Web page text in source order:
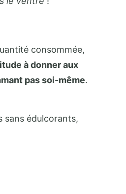
consommée,
à donner aux
pas soi-même.
sans édulcorants,